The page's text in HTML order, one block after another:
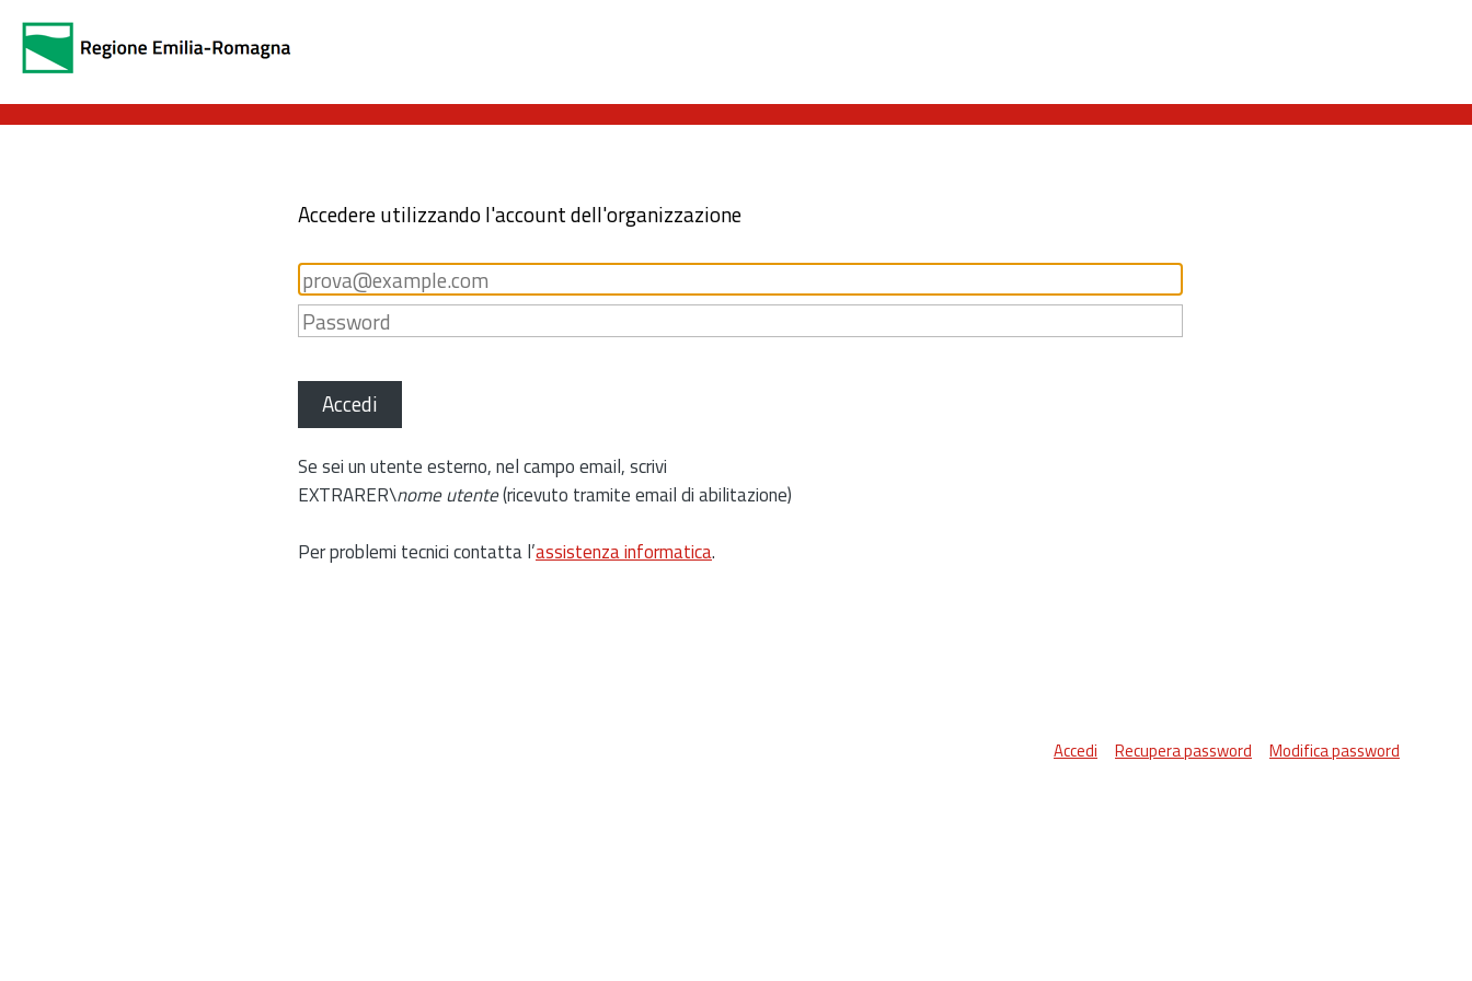
Accedere utilizzando l'account dell'organizzazione
Accedi
Se sei un utente esterno, nel campo email, scrivi
EXTRARER\nome utente(ricevuto tramite email di abilitazione)
Per problemi tecnici contatta l’assistenza informatica.
Accedi Recupera password Modifica password